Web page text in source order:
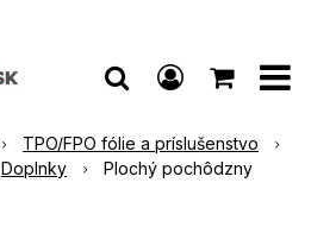
TPO/FPO fólie a príslušenstvo
Doplnky
Plochý pochôdzny